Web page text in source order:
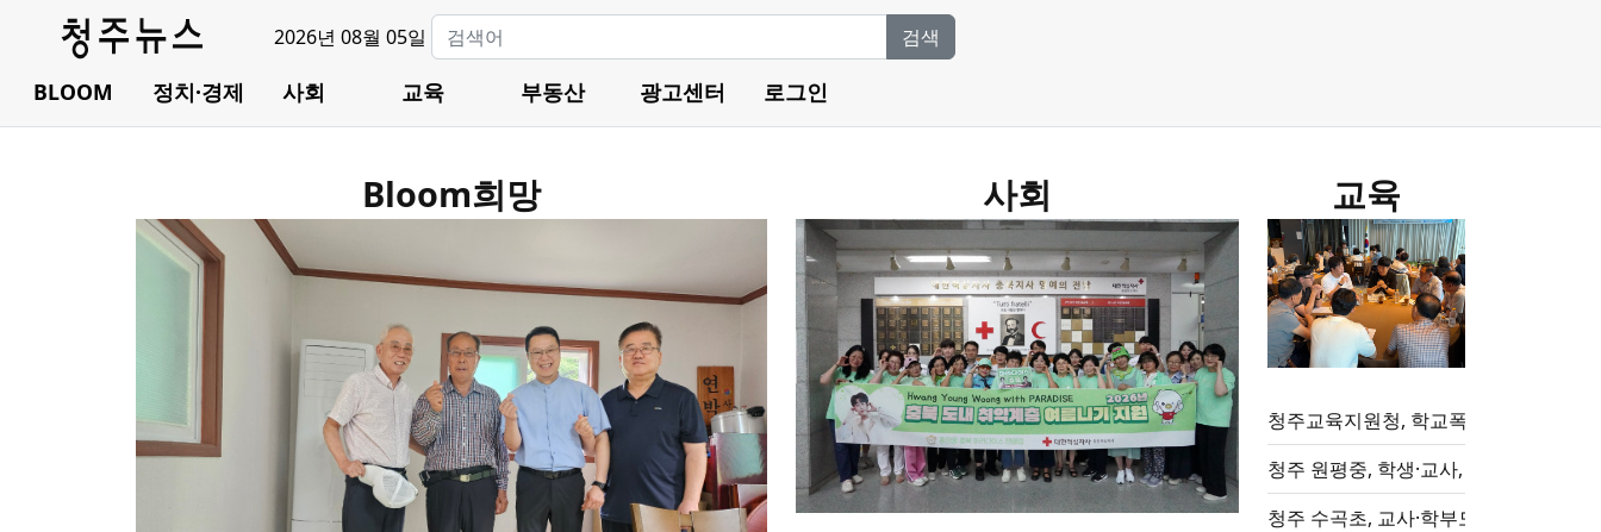
2026년 08월 05일 검색
BLOOM 정치·경제 사회 교육 부동산 광고센터 로그인
Bloom희망 사회 교육
청주교육지원청, 학교폭력전담조사관
청주 원평중, 학생·교사, 무심천 5km 함
청주 수곡초, 교사·학부모 환경동아리‘